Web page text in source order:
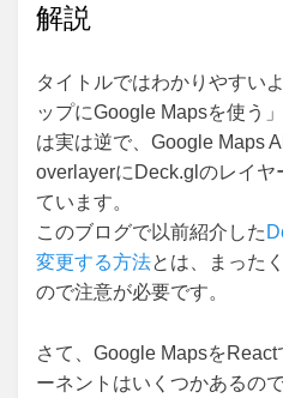
解説
タイトルではわかりやすい
ップにGoogle Mapsを使う
は実は逆で、Google Maps
overlayerにDeck.glのレイヤ
ています。
このブログで以前紹介した
変更する方法とは、まった
ので注意が必要です。
さて、Google Mapsを
ーネントはいくつかあるの